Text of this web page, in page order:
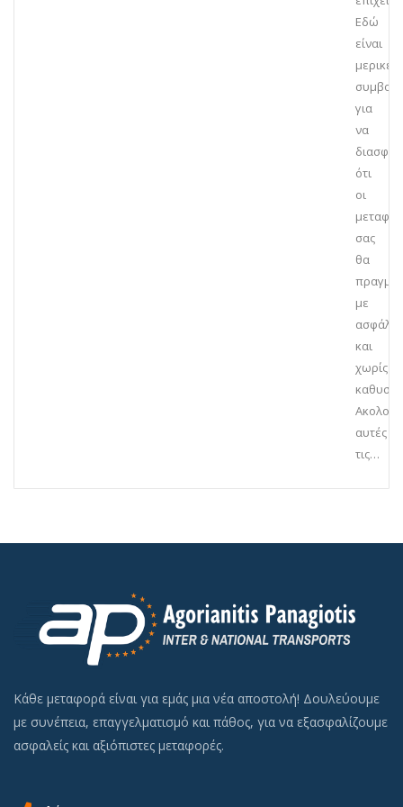
Εδώ
είναι
μερικές
για
να
ότι
οι
σας
θα
με
και
χωρίς
αυτές
τις…
Κάθε μεταφορά είναι για εμάς μια νέα αποστολή! Δουλεύουμε
με συνέπεια, επαγγελματισμό και πάθος, για να εξασφαλίζουμε
ασφαλείς και αξιόπιστες μεταφορές.